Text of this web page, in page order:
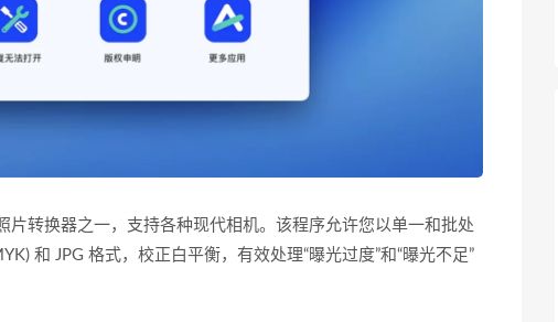
片转换器之一，支持各种现代相机。该程序允许您以单一和批处
和 JPG 格式，校正白平衡，有效处理“曝光过度”和“曝光不足”